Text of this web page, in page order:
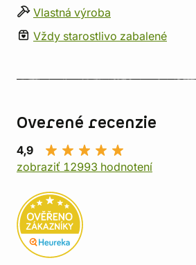
Vlastná výroba
Vždy starostlivo zabalené
Overené recenzie
4,9
zobraziť 12993 hodnotení